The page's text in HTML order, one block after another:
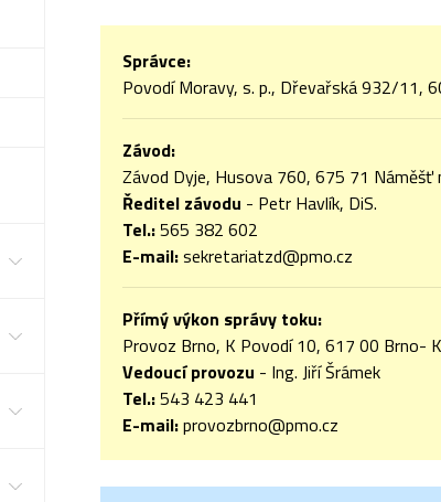
Správce:
Povodí Moravy, s. p., Dřevařská 932/11,
Závod:
Závod Dyje, Husova 760, 675 71 Náměšť
Ředitel závodu - Petr Havlík, DiS.
Tel.:565 382 602
E-mail:sekretariatzd@pmo.cz
Přímý výkon správy toku:
Provoz Brno, K Povodí 10, 617 00 Brno-
Vedoucí provozu - Ing. Jiří Šrámek
Tel.:543 423 441
E-mail:provozbrno@pmo.cz